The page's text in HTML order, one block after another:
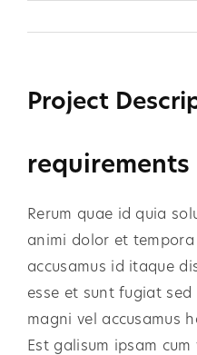
Project
Rerum quae id quia
animi dolor et
accusamus id itaque
esse et sunt fugiat
magni vel accusamus
Est galisum ipsam